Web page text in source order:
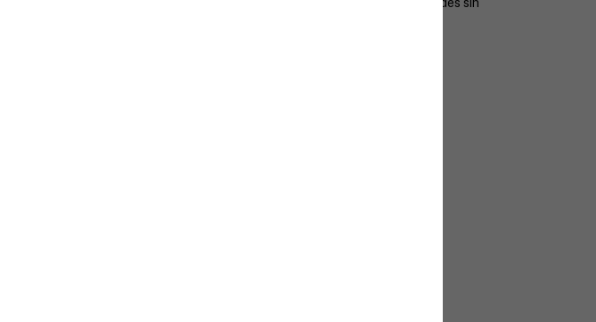
¡No te quedes sin